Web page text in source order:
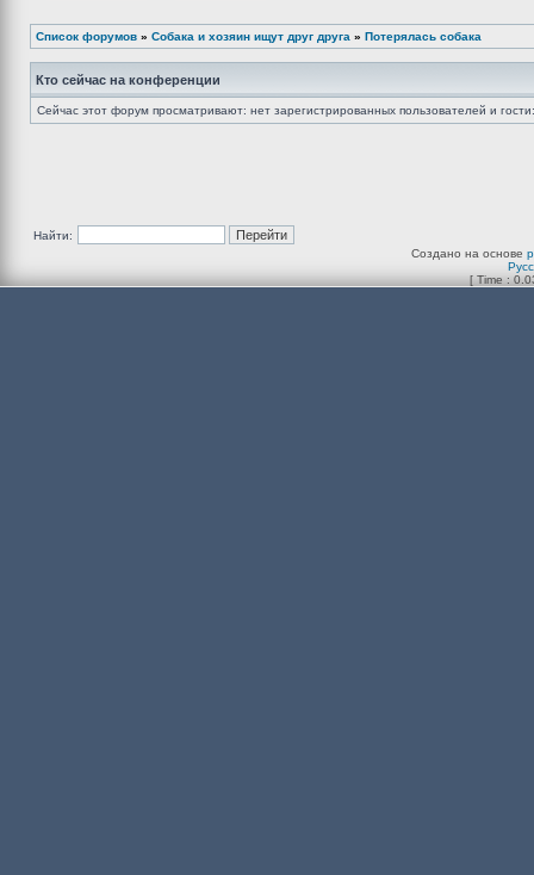
Список форумов » Собака и хозяин ищут друг друга » Потерялась собака
Кто сейчас на конференции
Сейчас этот форум просматривают: нет зарегистрированных пользователей и
Найти:
Создано на основе
[ Time :